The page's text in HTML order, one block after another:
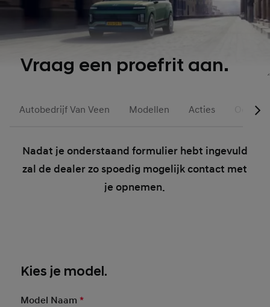
Vraag een proefrit aan.
Autobedrijf Van Veen Modellen Acties
Nadat je onderstaand formulier hebt ingevuld
zal de dealer zo spoedig mogelijk contact met
je opnemen.
Kies je model.
Model Naam*